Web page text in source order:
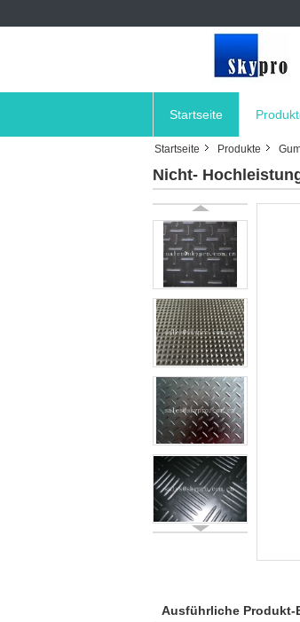
Startseite
Startseite Produkte
Nicht-
Ausführliche Produkt-